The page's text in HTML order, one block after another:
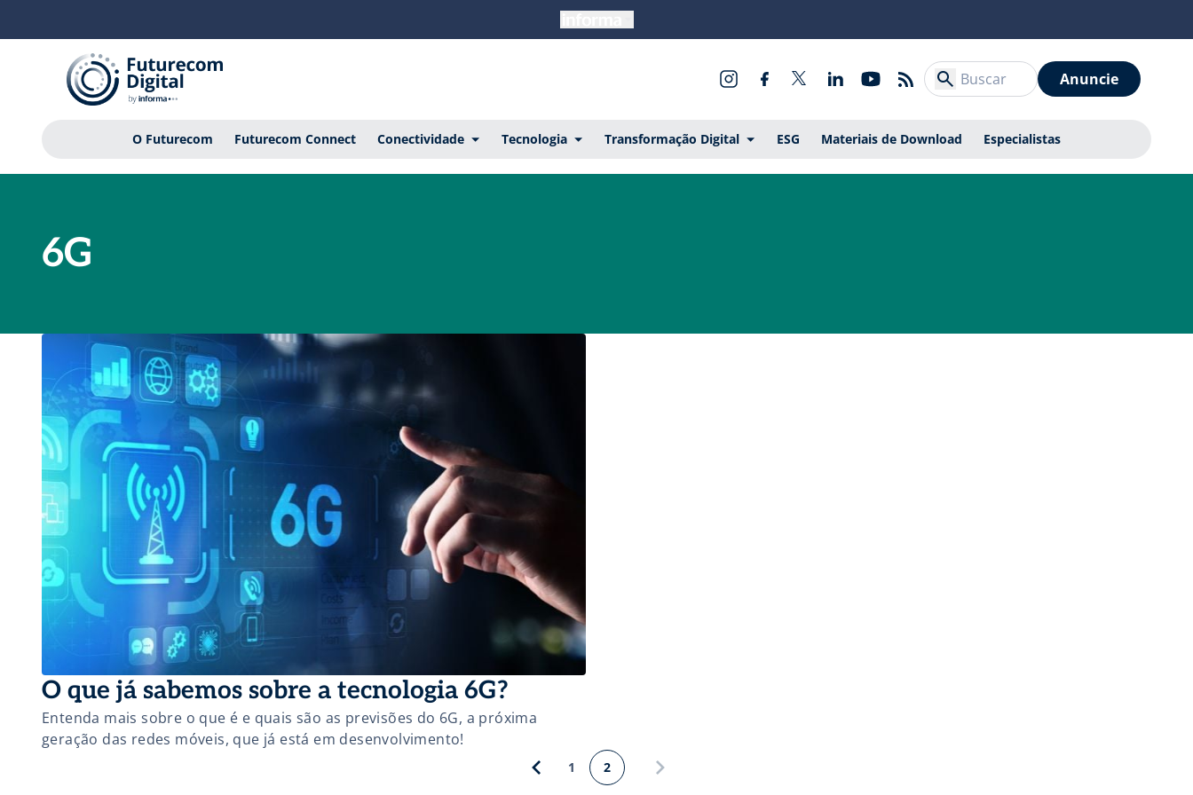
Anuncie
O Futurecom Futurecom Connect Conectividade Tecnologia Transformação Digital ESG Materiais de Download Especialistas
6G
O que já sabemos sobre a tecnologia 6G?
Entenda mais sobre o que é e quais são as previsões do 6G, a próxima
geração das redes móveis, que já está em desenvolvimento!
1 2